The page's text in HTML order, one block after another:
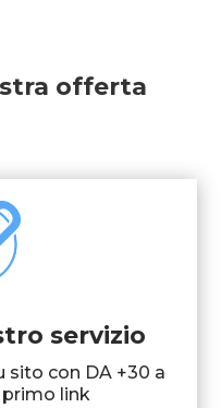
offerta
servizio
sito con DA +30 a
link